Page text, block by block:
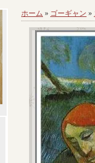
ホーム » ゴーギャン »